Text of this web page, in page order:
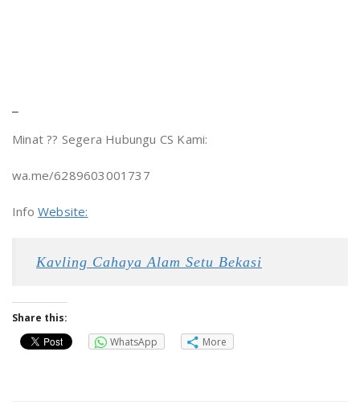
–
Minat ?? Segera Hubungu CS Kami:
wa.me/6289603001737
Info Website:
Kavling Cahaya Alam Setu Bekasi
Share this:
WhatsApp
More